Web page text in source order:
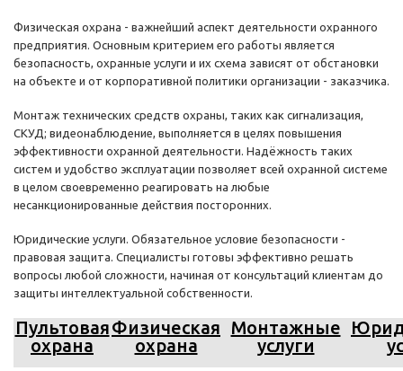
Физическая охрана - важнейший аспект деятельности охранного
предприятия. Основным критерием его работы является
безопасность, охранные услуги и их схема зависят от обстановки
на объекте и от корпоративной политики организации - заказчика.
Монтаж технических средств охраны, таких как сигнализация,
СКУД; видеонаблюдение, выполняется в целях повышения
эффективности охранной деятельности. Надёжность таких
систем и удобство эксплуатации позволяет всей охранной системе
в целом своевременно реагировать на любые
несанкционированные действия посторонних.
Юридические услуги. Обязательное условие безопасности -
правовая защита. Специалисты готовы эффективно решать
вопросы любой сложности, начиная от консультаций клиентам до
защиты интеллектуальной собственности.
Пультовая
охрана
Физическая
охрана
Монтажные
услуги